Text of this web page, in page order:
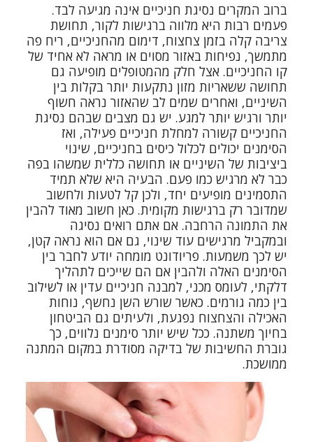
ברוב המקרים נסיגת חניכיים אינה מגיעה לבד.
פעמים רבות היא מלווה ברגישות לקור, תחושת
צריבה קלה בזמן צחצוח, דימום מהחניכיים, ריח פה
מתמשך, נפיחות באזור מסוים או מראה לא אחיד של
קו החניכיים. אצל חלק מהמטופלים מופיעה גם
תחושה ששאריות מזון נתקעות יותר בקלות בין
השיניים, ואחרים שמים לב שהאזור נראה חשוף
יותר ורגיש יותר למגע. יש גם מצבים שבהם נסיגת
החניכיים קשורה למחלת חניכיים פעילה, ואז
הסימנים יכולים לכלול כיסים בחניכיים, שינוי
ביציבות של השיניים או תחושה כללית שמשהו בפה
כבר לא מרגיש כמו פעם. הבעיה היא שלא תמיד
התסמינים מופיעים יחד, ולכן קל לטעות ולחשוב
שמדובר רק ברגישות מקומית. כאן חשוב מאוד להבין
את התמונה הרחבה. אם אתם רואים נסיגה
ובמקביל מרגישים עוד שינוי, גם אם הוא נראה קטן,
יש לכך משמעות. פריודונט מומחה יודע לחבר בין
הסימנים האלה ולהבין אם הם שייכים לתהליך
דלקתי, לעומס מכני, למבנה חניכיים עדין או לשילוב
בין כמה גורמים. כאשר שורש השן נחשף, נוחות
האכילה והצחצוח נפגעת, ולעיתים גם הביטחון
בחיוך משתנה. ככל שיש יותר סימנים נלווים, כך
גוברת החשיבות של בדיקה מסודרת במקום המתנה
ממושכת.